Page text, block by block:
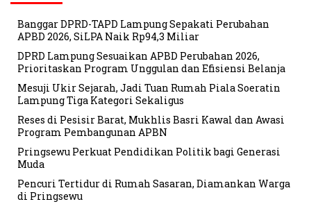
Banggar DPRD-TAPD Lampung Sepakati Perubahan
APBD 2026, SiLPA Naik Rp94,3 Miliar
DPRD Lampung Sesuaikan APBD Perubahan 2026,
Prioritaskan Program Unggulan dan Efisiensi Belanja
Mesuji Ukir Sejarah, Jadi Tuan Rumah Piala Soeratin
Lampung Tiga Kategori Sekaligus
Reses di Pesisir Barat, Mukhlis Basri Kawal dan Awasi
Program Pembangunan APBN
Pringsewu Perkuat Pendidikan Politik bagi Generasi
Muda
Pencuri Tertidur di Rumah Sasaran, Diamankan Warga
di Pringsewu